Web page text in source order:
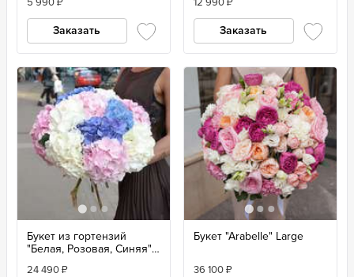
Заказать Заказать
Букет из гортензий
"Белая, Розовая, Синяя"
24 490₽
Букет "Arabelle" Large
36 100₽